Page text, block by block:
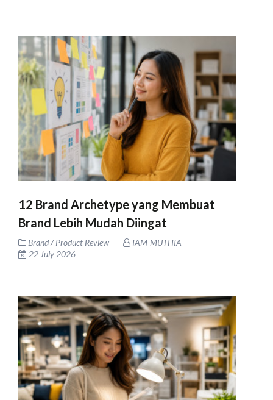
12 Brand Archetype yang Membuat
Brand Lebih Mudah Diingat
Brand / Product Review
IAM-MUTHIA
22 July 2026